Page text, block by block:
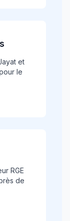
et
le
RGE
de